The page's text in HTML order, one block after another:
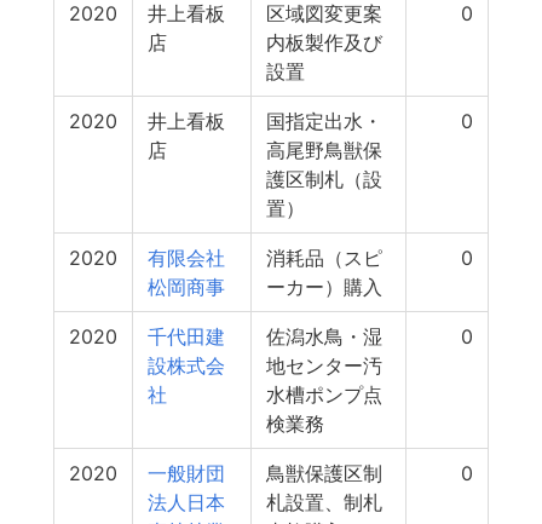
2020
井上看板
店
区域図変更案
内板製作及び
設置
0
2020
井上看板
店
国指定出水・
高尾野鳥獣保
護区制札（設
置）
0
2020
有限会社
松岡商事
消耗品（スピ
ーカー）購入
0
2020
千代田建
設株式会
社
佐潟水鳥・湿
地センター汚
水槽ポンプ点
検業務
0
2020
一般財団
法人日本
鳥獣保護区制
札設置、制札
0